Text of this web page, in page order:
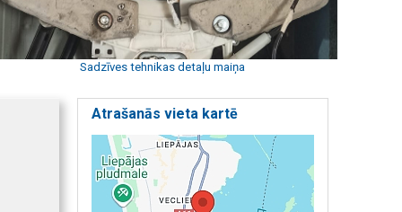
Sadzīves tehnikas detaļu maiņa
Atrašanās vieta kartē